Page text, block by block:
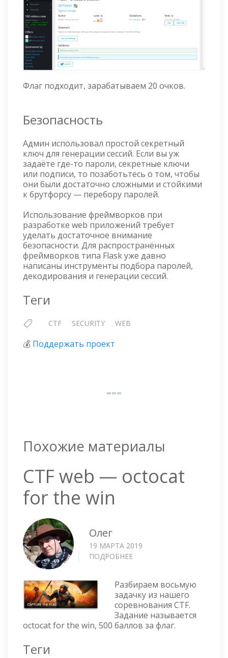
Флаг подходит, зарабатываем 20 очков.
Безопасность
Админ использовал простой секретный
ключ для генерации сессий. Если вы уж
задаёте где-то пароли, секретные ключи
или подписи, то позаботьтесь о том, чтобы
они были достаточно сложными и стойкими
к брутфорсу — перебору паролей.
Использование фреймворков при
разработке web приложений требует
уделать достаточное внимание
безопасности. Для распространённых
фреймворков типа Flask уже давно
написаны инструменты подбора паролей,
декодирования и генерации сессий.
Теги
CTF SECURITY WEB
💰 Поддержать проект
Похожие материалы
CTF web — octocat
for the win
Олег
19 МАРТА 2019
ПОДРОБНЕЕ
—
OCTOCAT
FOR
THE
WIN
Разбираем восьмую
задачку из нашего
соревнования CTF.
Задание называется
octocat for the win, 500 баллов за флаг.
Теги